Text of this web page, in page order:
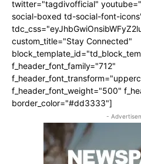
twitter="tagdivofficial"
social-boxed td-social-font-
custom_title="Stay Connected"
f_header_font_family="712"
f_header_font_weight="500"
border_color="#dd3333"]
-